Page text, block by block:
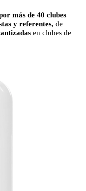
más de 40 clubes
y referentes, de
en clubes de